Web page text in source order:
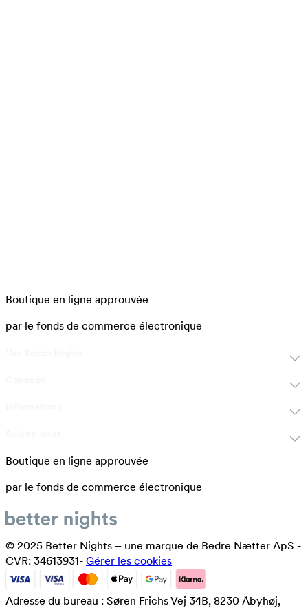
Boutique en ligne approuvée
par le fonds de commerce électronique
Boutique en ligne approuvée
par le fonds de commerce électronique
© 2025 Better Nights – une marque de Bedre Nætter ApS -
CVR: 34613931- Gérer les cookies
Adresse du bureau : Søren Frichs Vej 34B, 8230 Åbyhøj,